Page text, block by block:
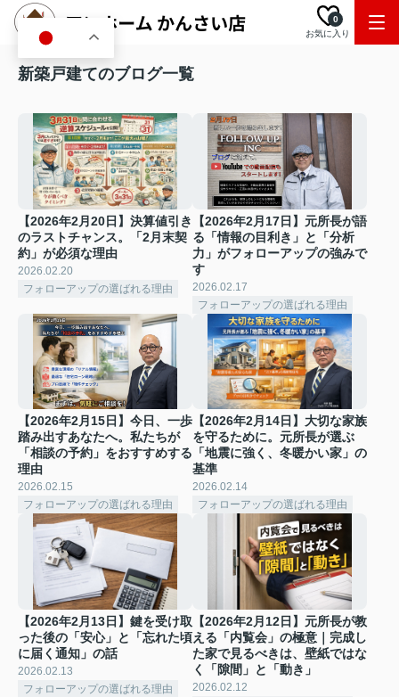
お気に入り
0
新築戸建てのブログ一覧
【2026年2月20日】決算値引き
のラストチャンス。「2月末契
約」が必須な理由
2026.02.20
フォローアップの選ばれる理由
【2026年2月17日】元所長が語
る「情報の目利き」と「分析
力」がフォローアップの強みで
す
2026.02.17
フォローアップの選ばれる理由
【2026年2月15日】今日、一歩
踏み出すあなたへ。私たちが
「相談の予約」をおすすめする
理由
2026.02.15
フォローアップの選ばれる理由
【2026年2月14日】大切な家族
を守るために。元所長が選ぶ
「地震に強く、冬暖かい家」の
基準
2026.02.14
フォローアップの選ばれる理由
【2026年2月13日】鍵を受け取
った後の「安心」と「忘れた頃
に届く通知」の話
2026.02.13
フォローアップの選ばれる理由
【2026年2月12日】元所長が教
える「内覧会」の極意｜完成し
た家で見るべきは、壁紙ではな
く「隙間」と「動き」
2026.02.12